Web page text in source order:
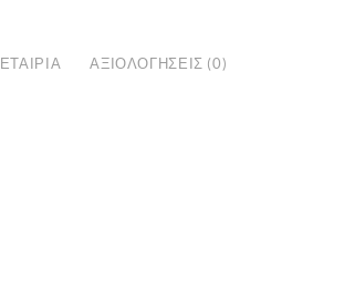
ΕΤΑΙΡΊΑ ΑΞΙΟΛΟΓΉΣΕΙΣ (0)